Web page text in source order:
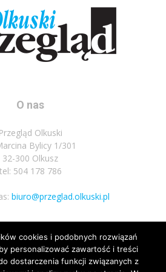
O nas
Przegląd Olkuski
Bylicy 1/301
32-300 Olkusz
tel: 504 178 786
biuro@przeglad.olkuski.pl
za nami
cookies i podobnych rozwiązań
personalizować zawartość i treści
dostarczenia funkcji związanych z